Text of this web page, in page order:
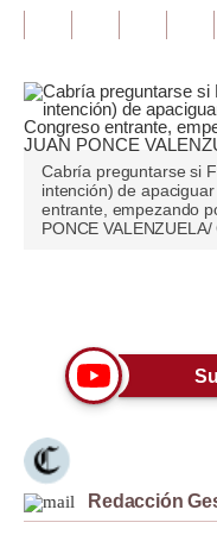
Inmobiliarias
Plus G
Opinión
Tendencias
Lujo
Viajes
Cabría preguntarse si
intención) de
entrante, empezando
PONCE VALENZUELA/
Redacción